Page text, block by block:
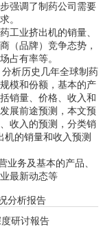
强调了制药公司需要
。
业挤出机的销量、
（品牌）竞争态势，
占有率等。
析历史几年全球制药
模和份额，基本的产
销量、价格、收入和
展前途预测，本文预
收入的预测，分类销
的销量和收入预测
务及基本的产品、
最新动态等
分析报告
研讨報告